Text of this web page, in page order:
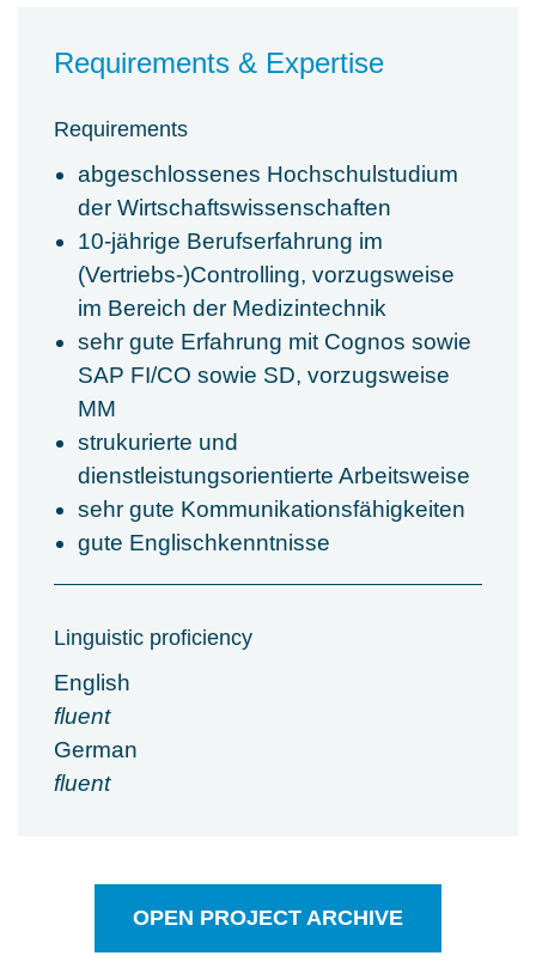
Requirements & Expertise
Requirements
abgeschlossenes Hochschulstudium
der Wirtschaftswissenschaften
10-jährige Berufserfahrung im
(Vertriebs-)Controlling, vorzugsweise
im Bereich der Medizintechnik
sehr gute Erfahrung mit Cognos sowie
SAP FI/CO sowie SD, vorzugsweise
MM
strukurierte und
dienstleistungsorientierte Arbeitsweise
sehr gute Kommunikationsfähigkeiten
gute Englischkenntnisse
Linguistic proficiency
English
fluent
German
fluent
OPEN PROJECT ARCHIVE